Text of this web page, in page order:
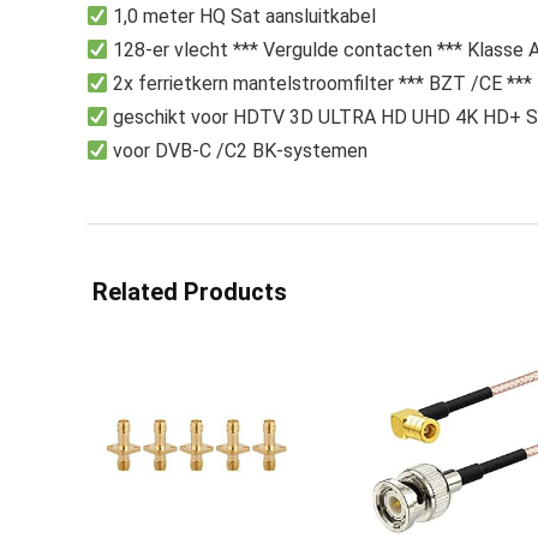
1,0 meter HQ Sat aansluitkabel
128-er vlecht *** Vergulde contacten *** Klasse
2x ferrietkern mantelstroomfilter *** BZT /CE ***
geschikt voor HDTV 3D ULTRA HD UHD 4K HD+
voor DVB-C /C2 BK-systemen
Related Products